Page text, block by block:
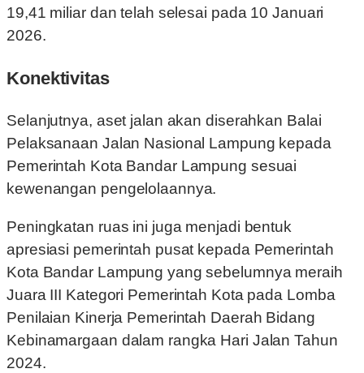
19,41 miliar dan telah selesai pada 10 Januari
2026.
Konektivitas
Selanjutnya, aset jalan akan diserahkan Balai
Pelaksanaan Jalan Nasional Lampung kepada
Pemerintah Kota Bandar Lampung sesuai
kewenangan pengelolaannya.
Peningkatan ruas ini juga menjadi bentuk
apresiasi pemerintah pusat kepada Pemerintah
Kota Bandar Lampung yang sebelumnya meraih
Juara III Kategori Pemerintah Kota pada Lomba
Penilaian Kinerja Pemerintah Daerah Bidang
Kebinamargaan dalam rangka Hari Jalan Tahun
2024.